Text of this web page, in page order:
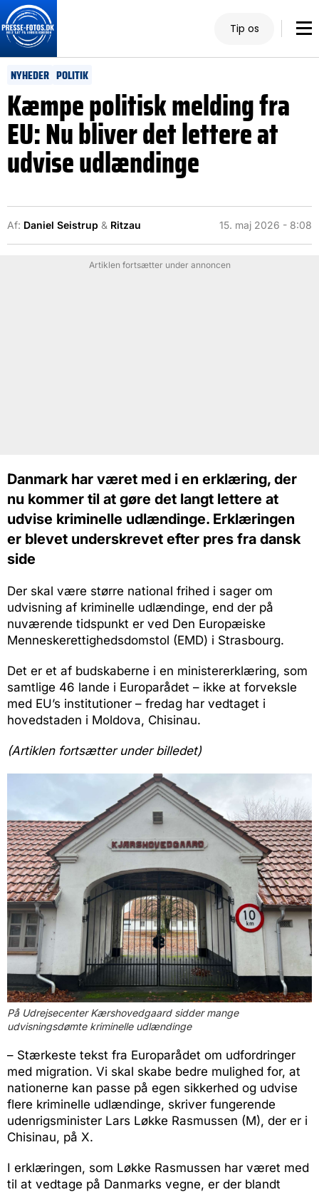
Tip os
NYHEDER POLITIK
Kæmpe politisk melding fra
EU: Nu bliver det lettere at
udvise udlændinge
Af: Daniel Seistrup & Ritzau 15. maj 2026 - 8:08
Artiklen fortsætter under annoncen
Danmark har været med i en erklæring, der
nu kommer til at gøre det langt lettere at
udvise kriminelle udlændinge. Erklæringen
er blevet underskrevet efter pres fra dansk
side
Der skal være større national frihed i sager om
udvisning af kriminelle udlændinge, end der på
nuværende tidspunkt er ved Den Europæiske
Menneskerettighedsdomstol (EMD) i Strasbourg.
Det er et af budskaberne i en ministererklæring, som
samtlige 46 lande i Europarådet – ikke at forveksle
med EU’s institutioner – fredag har vedtaget i
hovedstaden i Moldova, Chisinau.
(Artiklen fortsætter under billedet)
På Udrejsecenter Kærshovedgaard sidder mange
udvisningsdømte kriminelle udlændinge
– Stærkeste tekst fra Europarådet om udfordringer
med migration. Vi skal skabe bedre mulighed for, at
nationerne kan passe på egen sikkerhed og udvise
flere kriminelle udlændinge, skriver fungerende
udenrigsminister Lars Løkke Rasmussen (M), der er i
Chisinau, på X.
I erklæringen, som Løkke Rasmussen har været med
til at vedtage på Danmarks vegne, er der blandt